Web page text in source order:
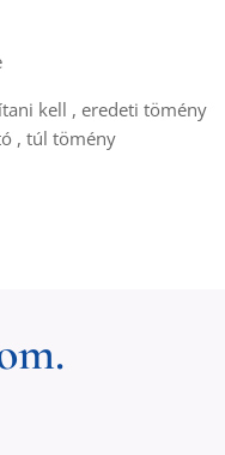
kell , eredeti tömény
, túl tömény